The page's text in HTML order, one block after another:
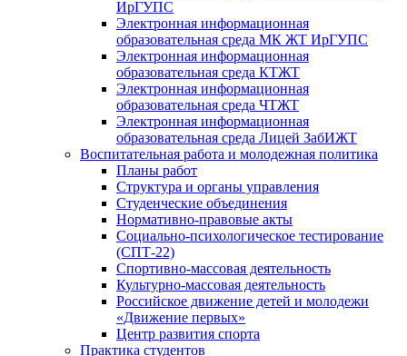
ИрГУПС
Электронная информационная
образовательная среда МК ЖТ ИрГУПС
Электронная информационная
образовательная среда КТЖТ
Электронная информационная
образовательная среда ЧТЖТ
Электронная информационная
образовательная среда Лицей ЗабИЖТ
Воспитательная работа и молодежная политика
Планы работ
Структура и органы управления
Студенческие объединения
Нормативно-правовые акты
Социально-психологическое тестирование
(СПТ-22)
Спортивно-массовая деятельность
Культурно-массовая деятельность
Российское движение детей и молодежи
«Движение первых»
Центр развития спорта
Практика студентов